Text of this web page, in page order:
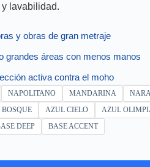
lavabilidad.
y obras de gran metraje
grandes áreas con menos manos
activa contra el moho
NAPOLITANO MANDARINA
AZUL CIELO AZUL
DEEP BASE ACCENT